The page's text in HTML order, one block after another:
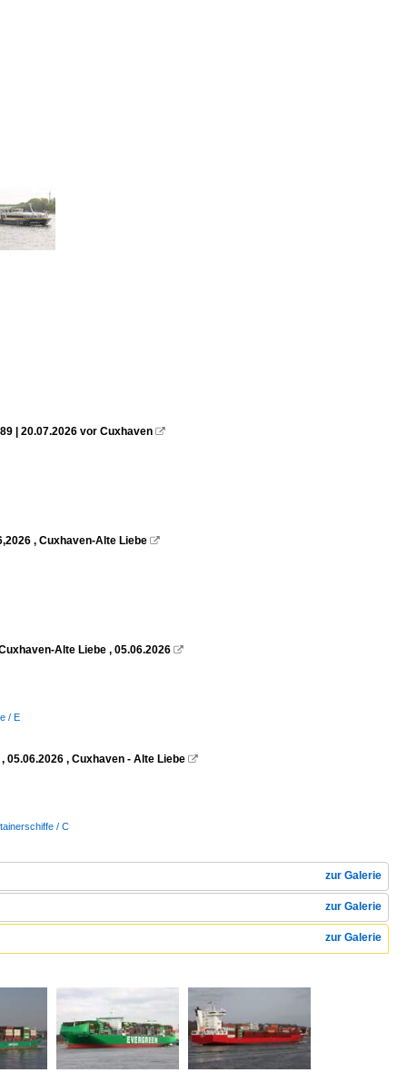
| 20.07.2026 vor Cuxhaven 
, Cuxhaven-Alte Liebe 
Alte Liebe , 05.06.2026 
/ E
05.06.2026 , Cuxhaven - Alte Liebe 
/ C
zur Galerie
zur Galerie
zur Galerie